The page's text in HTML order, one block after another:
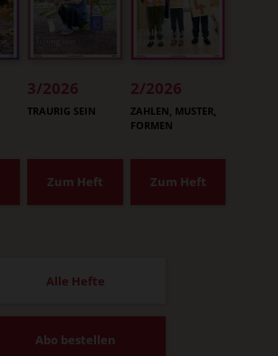
3/2026
:
TRAURIG SEIN
Zum Heft
2/2026
:
ZAHLEN, MUSTER,
FORMEN
Zum Heft
Alle Hefte
Abo bestellen